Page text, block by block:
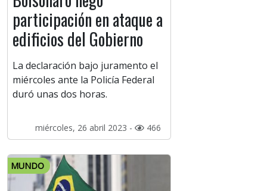
participación en ataque a
edificios del Gobierno
La declaración bajo juramento el
miércoles ante la Policía Federal
duró unas dos horas.
miércoles, 26 abril 2023 - 466
MUNDO